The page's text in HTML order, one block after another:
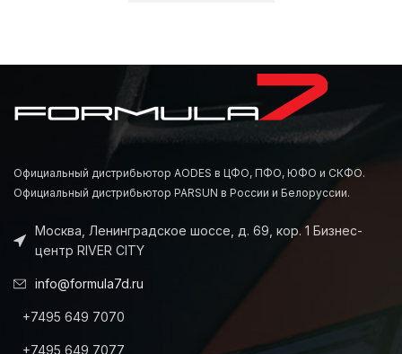
Официальный дистрибьютор AODES в ЦФО, ПФО, ЮФО и СКФО.
Официальный дистрибьютор PARSUN в России и Белоруссии.
Москва, Ленинградское шоссе, д. 69, кор. 1 Бизнес-
центр RIVER CITY
info@formula7d.ru
+7495 649 7070
+7495 649 7077